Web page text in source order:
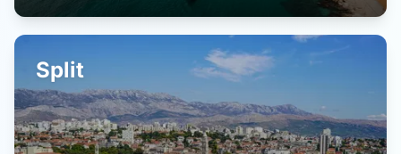
Split